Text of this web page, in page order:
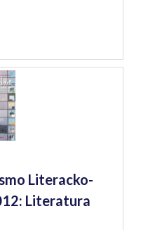
Literacko-
Literatura